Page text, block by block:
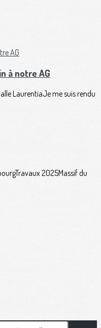
à notre AG
LaurentiaJe me suis rendu
2025Massif du